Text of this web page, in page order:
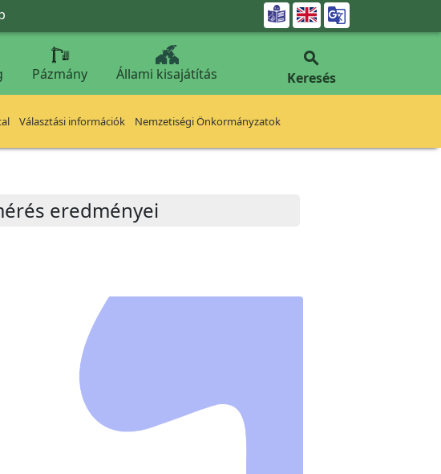

Pázmány Állami kisajátítás

Keresés
Választási információk Nemzetiségi Önkormányzatok
eredményei